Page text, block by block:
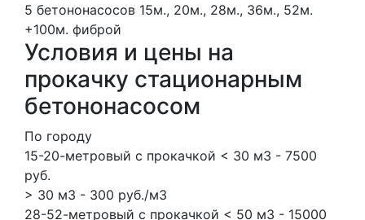
5 бетононасосов 15м., 20м., 28м., 36м., 52м.
+100м. фиброй
Условия и цены на
прокачку стационарным
бетононасосом
По городу
15-20-метровый с прокачкой < 30 м3 - 7500
руб.
> 30 м3 - 300 руб./м3
28-52-метровый с прокачкой < 50 м3 - 15000